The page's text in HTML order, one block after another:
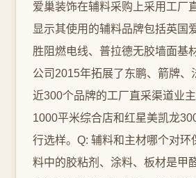
爱巢装饰在辅料采购上采用工厂
显示其使用的辅料品牌包括英国
胜阻燃电线、普拉德无胶墙面基
公司2015年拓展了东鹏、箭牌、
近300个品牌的工厂直采渠道业
1000平米综合店和红星美凯龙
行选样。Q: 辅料和主材哪个对环
料中的胶粘剂、涂料、板材是甲